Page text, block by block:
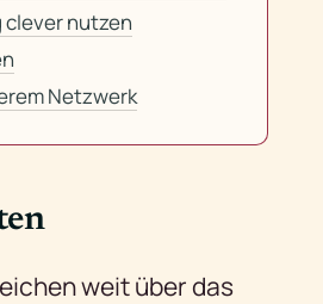
clever nutzen
Netzwerk
weit über das